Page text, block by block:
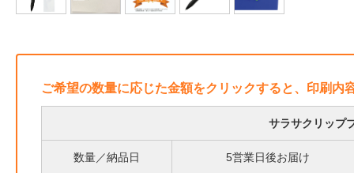
ご希望の数量に応じた金額をクリックすると、印刷内
サラサクリップ
数量／納品日 5営業日後お届け